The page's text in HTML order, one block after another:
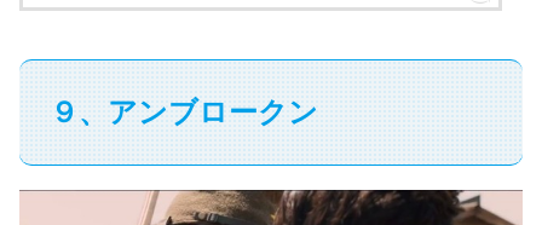
９、アンブロークン